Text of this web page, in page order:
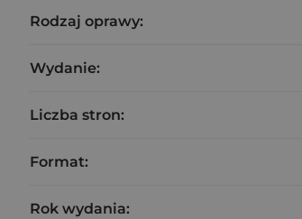
Rodzaj oprawy:
Wydanie:
Liczba stron:
Format:
Rok wydania: